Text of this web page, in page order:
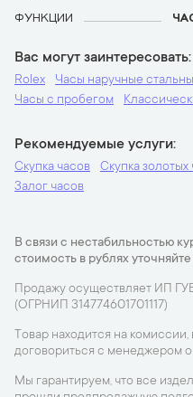
ФУНКЦИИ
Вас могут заинтересовать
Rolex Часы наручные
Часы с пробегом
Рекомендуемые услуги
Скупка часов Скупка золотых
Залог часов
В связи с нестабильностью
стоимость в рублях
Продажу осуществляет ИП
(ОГРНИП 314774601701117)
Товар находится на
договориться с менеджером
Мы гарантируем, что все